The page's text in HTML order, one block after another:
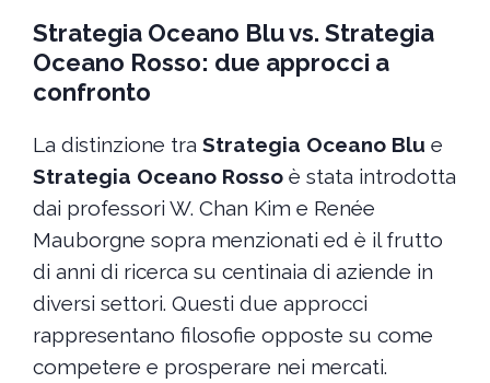
Strategia Oceano Blu vs. Strategia
Oceano Rosso: due approcci a
confronto
La distinzione tra Strategia Oceano Blu e
Strategia Oceano Rossoè stata introdotta
dai professori W. Chan Kim e Renée
Mauborgne sopra menzionati ed è il frutto
di anni di ricerca su centinaia di aziende in
diversi settori. Questi due approcci
rappresentano filosofie opposte su come
competere e prosperare nei mercati.